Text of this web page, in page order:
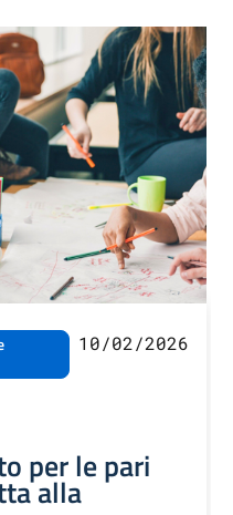
10/02/2026
per le pari
alla